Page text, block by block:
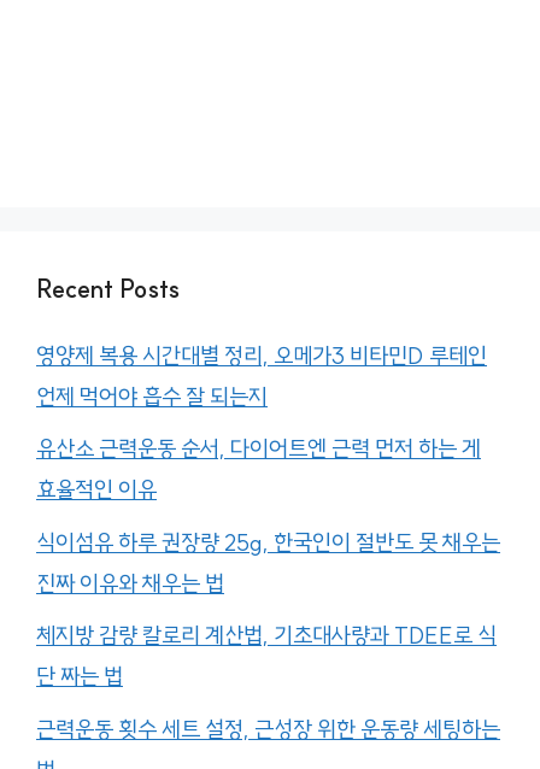
Recent Posts
영양제 복용 시간대별 정리, 오메가3 비타민D 루테인
언제 먹어야 흡수 잘 되는지
유산소 근력운동 순서, 다이어트엔 근력 먼저 하는 게
효율적인 이유
식이섬유 하루 권장량 25g, 한국인이 절반도 못 채우는
진짜 이유와 채우는 법
체지방 감량 칼로리 계산법, 기초대사량과 TDEE로 식
단 짜는 법
근력운동 횟수 세트 설정, 근성장 위한 운동량 세팅하는